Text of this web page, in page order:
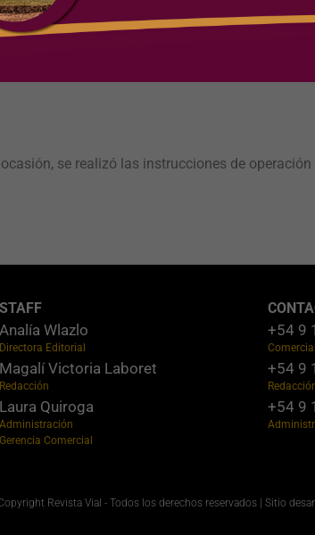
las rutas de Tandil
se realizó las instrucciones de
STAFF
Analía Wlazlo
Directora Editorial
Magalí Victoria Laboret
Redacción
Laura Quiroga
Administración
Gerencia Comercial
+54 9
+54 9
+54 9
Revista Vial - Todos los derechos reservados | Sitio